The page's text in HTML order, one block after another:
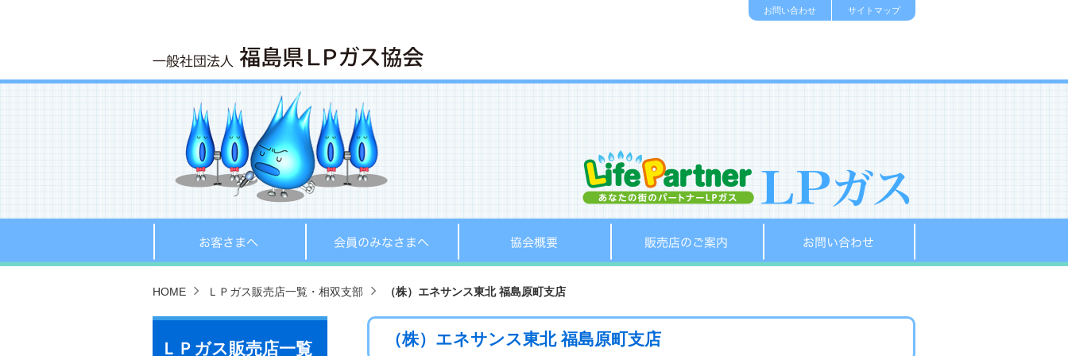
お問い合わせ サイトマップ
お客さまへ 会員のみなさまへ 協会概要 販売店のご案内
HOME ＬＰガス販売店一覧・相双支部 （株）エネサンス東北 福島原町支店
（株）エネサンス東北 福島原町支店
ＬＰガス販売店一覧